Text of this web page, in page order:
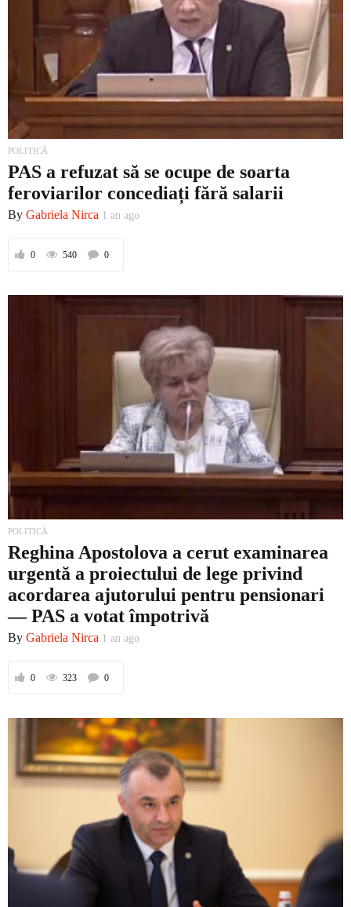
POLITICĂ
PAS a refuzat să se ocupe de soarta
feroviarilor concediați fără salarii
By Gabriela Nirca 1 an ago
0 540 0
POLITICĂ
Reghina Apostolova a cerut examinarea
urgentă a proiectului de lege privind
acordarea ajutorului pentru pensionari
— PAS a votat împotrivă
By Gabriela Nirca 1 an ago
0 323 0